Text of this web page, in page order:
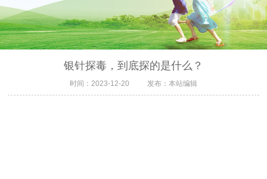
银针探毒，到底探的是什么？
时间：2023-12-20 发布：本站编辑